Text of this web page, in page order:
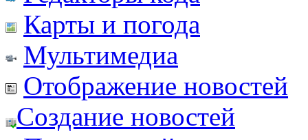
Карты и погода
Мультимедиа
Отображение новостей
Создание новостей